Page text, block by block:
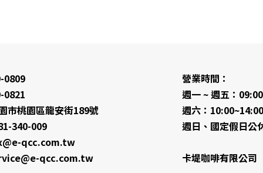
0809
0821
市桃園區龍安街189號
340-009
qcc.com.tw
qcc.com.tw
營業時間：
週一 ~ 週五：
週六：10:00~14:00
週日、國定假日公
卡堤咖啡有限公